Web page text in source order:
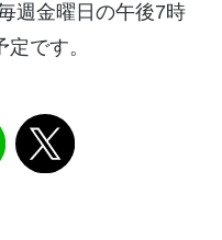
週金曜日の午後7時
です。